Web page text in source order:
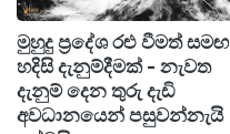
මුහුදු ප්‍රදේශ රළු වීමත් සමඟ
හදිසි දැනුම්දීමක් - නැවත
දැනුම් දෙන තුරු දැඩි
අවධානයෙන් පසුවන්නැයි